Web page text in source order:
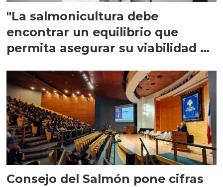
"La salmonicultura debe
encontrar un equilibrio que
permita asegurar su viabilidad de
Consejo del Salmón pone cifras